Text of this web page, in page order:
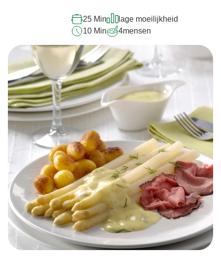
25 Min
lage moeilijkheid
10 Min
4mensen